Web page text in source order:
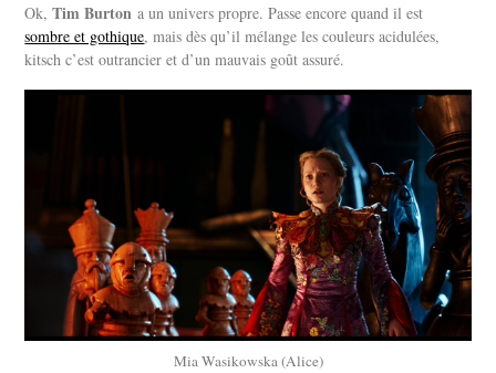
Ok, Tim Burtona un univers propre. Passe encore quand il est
sombre et gothique, mais dès qu’il mélange les couleurs acidulées,
kitsch c’est outrancier et d’un mauvais goût assuré.
Mia Wasikowska (Alice)